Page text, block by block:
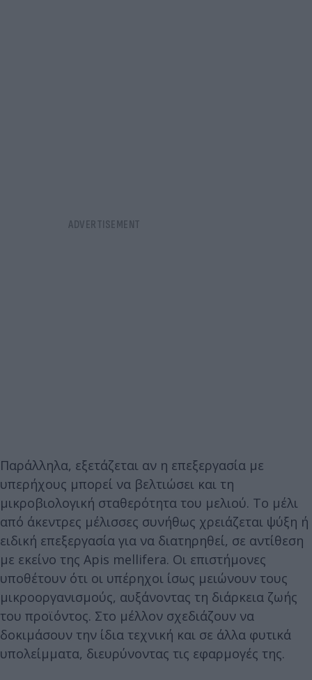
Παράλληλα, εξετάζεται αν η επεξεργασία με
υπερήχους μπορεί να βελτιώσει και τη
μικροβιολογική σταθερότητα του μελιού. Το μέλι
από άκεντρες μέλισσες συνήθως χρειάζεται ψύξη ή
ειδική επεξεργασία για να διατηρηθεί, σε αντίθεση
με εκείνο της Apis mellifera. Οι επιστήμονες
υποθέτουν ότι οι υπέρηχοι ίσως μειώνουν τους
μικροοργανισμούς, αυξάνοντας τη διάρκεια ζωής
του προϊόντος. Στο μέλλον σχεδιάζουν να
δοκιμάσουν την ίδια τεχνική και σε άλλα φυτικά
υπολείμματα, διευρύνοντας τις εφαρμογές της.